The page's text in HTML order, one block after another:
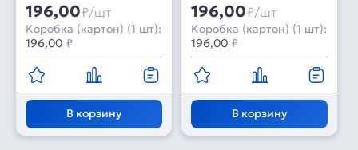
196,00₽/шт
Коробка (картон) (1 шт):
196,00 ₽
В корзину
FRM-SFPL-1-GD (Arlight,
-)
196,00₽/шт
Коробка (картон) (1 шт):
196,00 ₽
В корзину